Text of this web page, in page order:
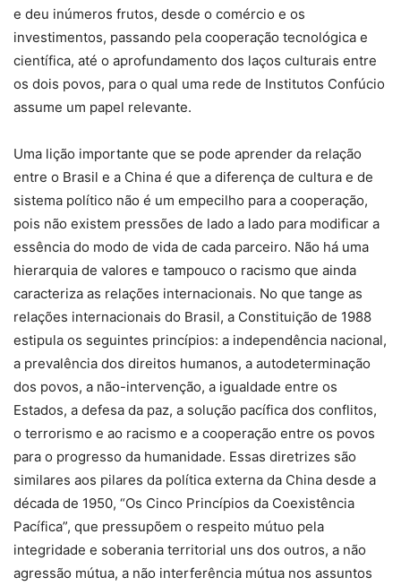
e deu inúmeros frutos, desde o comércio e os
investimentos, passando pela cooperação tecnológica e
científica, até o aprofundamento dos laços culturais entre
os dois povos, para o qual uma rede de Institutos Confúcio
assume um papel relevante.
Uma lição importante que se pode aprender da relação
entre o Brasil e a China é que a diferença de cultura e de
sistema político não é um empecilho para a cooperação,
pois não existem pressões de lado a lado para modificar a
essência do modo de vida de cada parceiro. Não há uma
hierarquia de valores e tampouco o racismo que ainda
caracteriza as relações internacionais. No que tange as
relações internacionais do Brasil, a Constituição de 1988
estipula os seguintes princípios: a independência nacional,
a prevalência dos direitos humanos, a autodeterminação
dos povos, a não-intervenção, a igualdade entre os
Estados, a defesa da paz, a solução pacífica dos conflitos,
o terrorismo e ao racismo e a cooperação entre os povos
para o progresso da humanidade. Essas diretrizes são
similares aos pilares da política externa da China desde a
década de 1950, “Os Cinco Princípios da Coexistência
Pacífica”, que pressupõem o respeito mútuo pela
integridade e soberania territorial uns dos outros, a não
agressão mútua, a não interferência mútua nos assuntos